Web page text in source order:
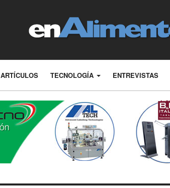
ARTÍCULOS TECNOLOGÍA ENTREVISTAS